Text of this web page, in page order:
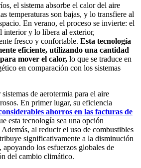
el sistema absorbe el calor del aire
temperaturas son bajas, y lo transfiere al
En verano, el proceso se invierte: el
interior y lo libera al exterior,
fresco y confortable. Esta tecnología
eficiente, utilizando una cantidad
mover el calor, lo que se traduce en
en comparación con los sistemas
de aerotermia para el aire
En primer lugar, su eficiencia
ahorros en las facturas de
esta tecnología sea una opción
al reducir el uso de combustibles
significativamente a la disminución
apoyando los esfuerzos globales de
del cambio climático.